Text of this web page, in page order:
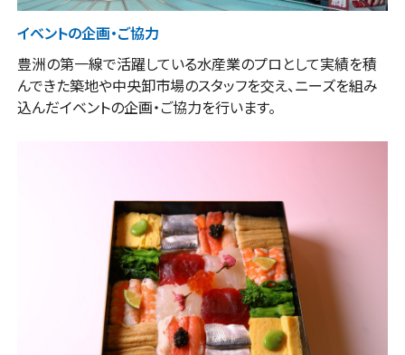
イベントの企画・ご協力
豊洲の第一線で活躍している水産業のプロとして実績を積
んできた築地や中央卸市場のスタッフを交え、ニーズを組み
込んだイベントの企画・ご協力を行います。